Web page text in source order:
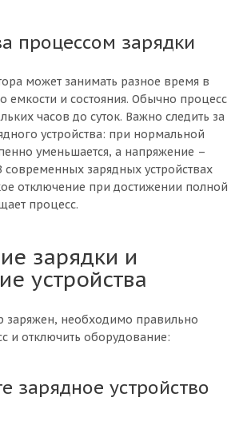
процессом зарядки
может занимать разное время в
емкости и состояния. Обычно процесс
часов до суток. Важно следить за
устройства: при нормальной
уменьшается, а напряжение –
современных зарядных устройствах
отключение при достижении полной
процесс.
зарядки и
устройства
заряжен, необходимо правильно
и отключить оборудование:
зарядное устройство